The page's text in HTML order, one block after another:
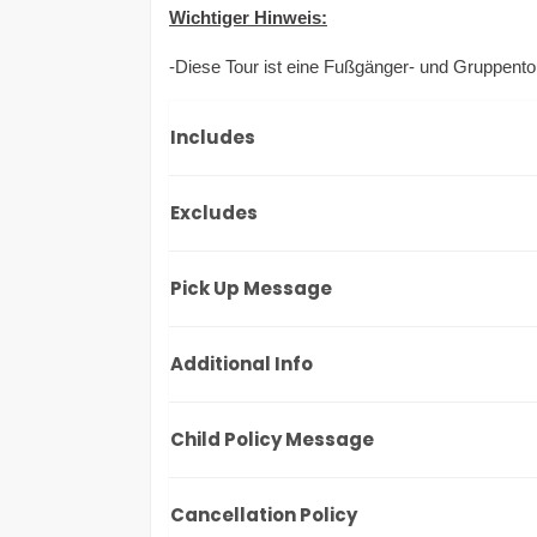
Wichtiger Hinweis:
-Diese Tour ist eine Fußgänger- und
Includes
Excludes
Pick Up Message
Additional Info
Child Policy Message
Cancellation Policy